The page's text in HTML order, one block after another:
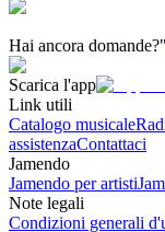
Hai ancora domande?"
Scarica l'app
Link utili
Catalogo musicale
assistenzaContattaci
Jamendo
Jamendo per artisti
Note legali
Condizioni generali